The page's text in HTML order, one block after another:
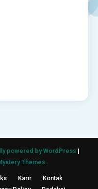
powered by WordPress |
Themes.
Karir
Kontak